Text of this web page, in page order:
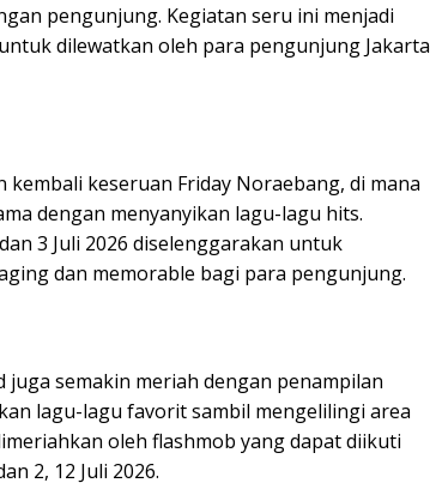
pengunjung. Kegiatan seru ini menjadi
dilewatkan oleh para pengunjung Jakarta
keseruan Friday Noraebang, di mana
dengan menyanyikan lagu-lagu hits.
3 Juli 2026 diselenggarakan untuk
dan memorable bagi para pengunjung.
semakin meriah dengan penampilan
lagu-lagu favorit sambil mengelilingi area
oleh flashmob yang dapat diikuti
2, 12 Juli 2026.